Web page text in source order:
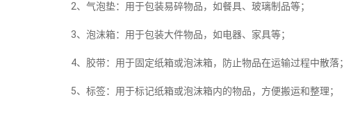
2、气泡垫：用于包装易碎物品，如餐具、玻璃制品等；
3、泡沫箱：用于包装大件物品，如电器、家具等；
4、胶带：用于固定纸箱或泡沫箱，防止物品在运输过程中散落；
5、标签：用于标记纸箱或泡沫箱内的物品，方便搬运和整理；